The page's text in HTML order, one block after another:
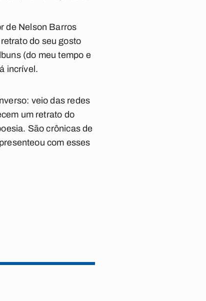
de Nelson Barros
do seu gosto
(do meu tempo e
incrível.
veio das redes
um retrato do
São crônicas de
com esses